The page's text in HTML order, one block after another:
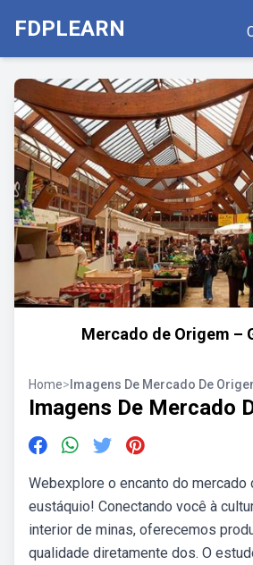
FDPLEARN
Mercado de Origem –
Home> Imagens De Mercado De
Imagens De Mercado
Webexplore o encanto do mercado
eustáquio! Conectando você à
interior de minas, oferecemos
qualidade diretamente dos. O